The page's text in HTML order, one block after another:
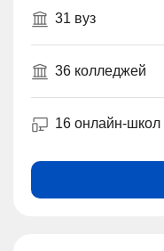
31 вуз
36 колледжей
16 онлайн-школ